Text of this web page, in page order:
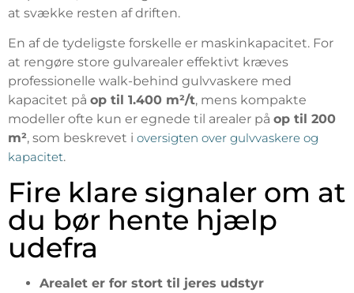
at svække resten af driften.
En af de tydeligste forskelle er maskinkapacitet. For
at rengøre store gulvarealer effektivt kræves
professionelle walk-behind gulvvaskere med
kapacitet på op til 1.400 m²/t, mens kompakte
modeller ofte kun er egnede til arealer på op til 200
m², som beskrevet i oversigten over gulvvaskere og
kapacitet.
Fire klare signaler om at
du bør hente hjælp
udefra
Arealet er for stort til jeres udstyr